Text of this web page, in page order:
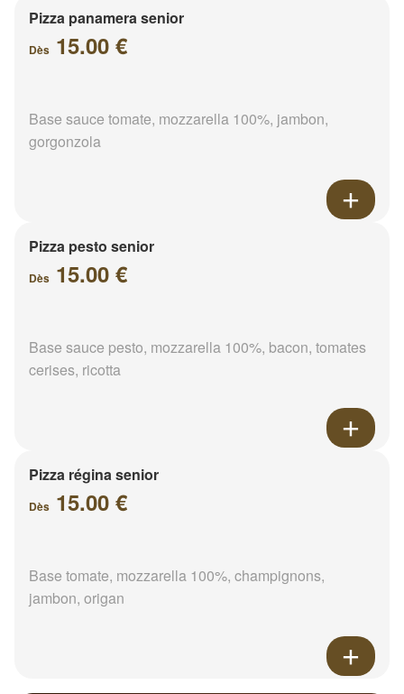
Pizza panamera senior
Dès 15.00 €
Base sauce tomate, mozzarella 100%, jambon,
gorgonzola
Pizza pesto senior
Dès 15.00 €
Base sauce pesto, mozzarella 100%, bacon, tomates
cerises, ricotta
Pizza régina senior
Dès 15.00 €
Base tomate, mozzarella 100%, champignons,
jambon, origan